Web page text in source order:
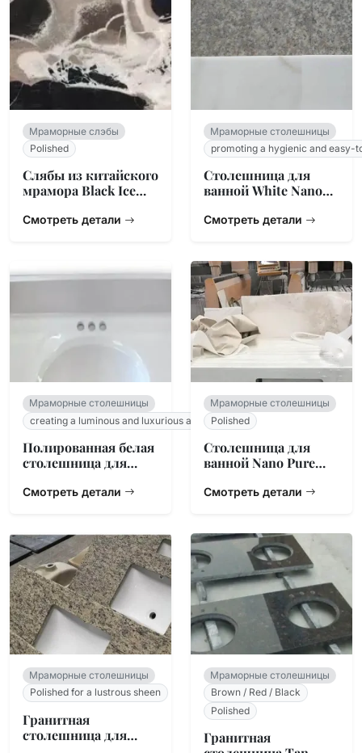
Мраморные слэбы
Polished
Слябы из китайского
мрамора Black Ice
Ледяной Цветок)
Смотреть детали
Мраморные столешницы
promoting a hygienic and easy-
Столешница для
ванной White Nano
Смотреть детали
Мраморные столешницы
creating a luminous and luxurious ambiance.
Полированная белая
столешница для
Смотреть детали
Мраморные столешницы
Polished
Столешница для
ванной Nano Pure
Смотреть детали
Мраморные столешницы
Polished for a lustrous sheen
Гранитная
столешница для
Мраморные столешницы
Brown / Red / Black
Polished
Гранитная